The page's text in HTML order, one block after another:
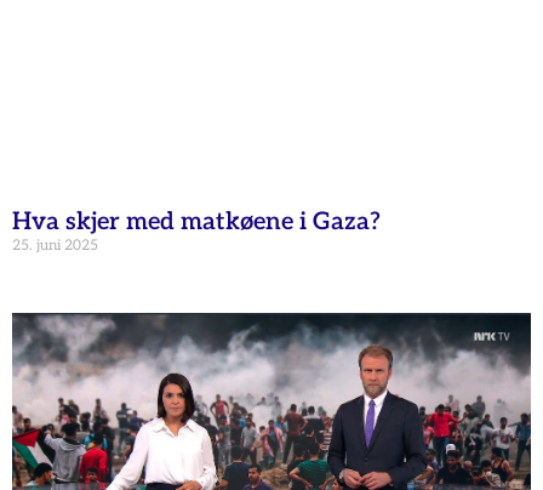
Hva skjer med matkøene i Gaza?
25. juni 2025